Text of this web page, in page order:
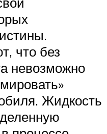
что без
невозможно
Жидкость